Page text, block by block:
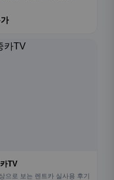
TV
으로 보는 렌트카 실사용 후기